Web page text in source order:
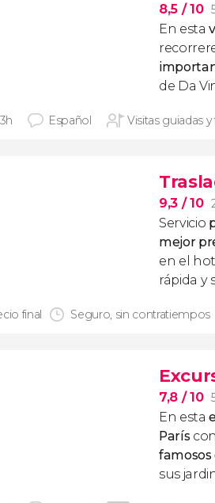
8,5 / 10
En esta
de Da
Español Visitas guiadas
9,3 / 10
Servicio
mejor
en el
rápida y
final Seguro, sin contratiempos
7,8 / 10
En esta
París
famosos
sus